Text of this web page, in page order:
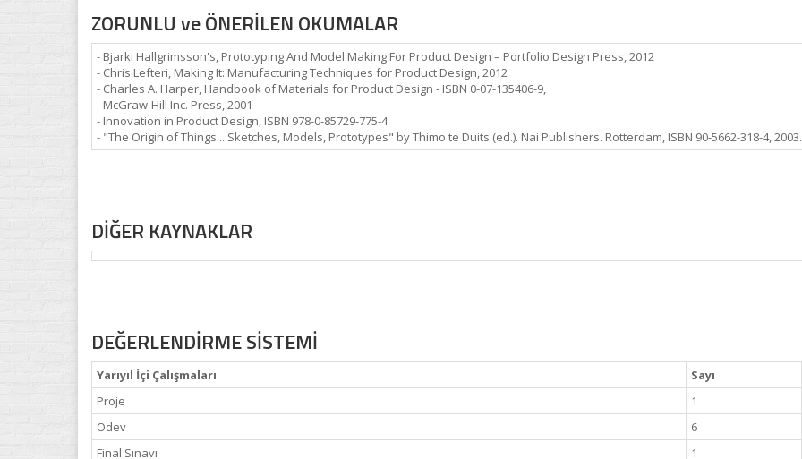
ZORUNLU ve ÖNERİLEN OKUMALAR
- Bjarki Hallgrimsson's, Prototyping And Model Making For Product Design – Portfolio Design Press, 2012
- Chris Lefteri, Making It: Manufacturing Techniques for Product Design, 2012
- Charles A. Harper, Handbook of Materials for Product Design - ISBN 0-07-135406-9,
- McGraw-Hill Inc. Press, 2001
- Innovation in Product Design, ISBN 978-0-85729-775-4
- "The Origin of Things... Sketches, Models, Prototypes" by Thimo te Duits (ed.). Nai Publishers. Rotterdam, ISBN 90-5662-318-4, 2003.
DİĞER KAYNAKLAR
DEĞERLENDİRME SİSTEMİ
Yarıyıl İçi Çalışmaları Sayı
Proje
1
Ödev
6
Final Sınavı
1